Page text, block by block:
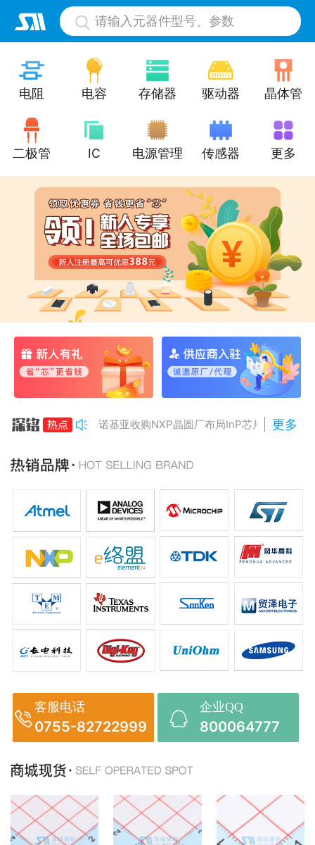
请输入元器件型号、参数
电阻 电容 存储器 驱动器 晶体管
二极管 IC 电源管理 传感器 更多
诺基亚收购NXP晶圆厂布局InP芯片
Anthropic组建AI芯片团队
AMD二季度营收增50%，数据中心业务将翻倍
更多
客服电话
0755-82722999
企业QQ
800064777